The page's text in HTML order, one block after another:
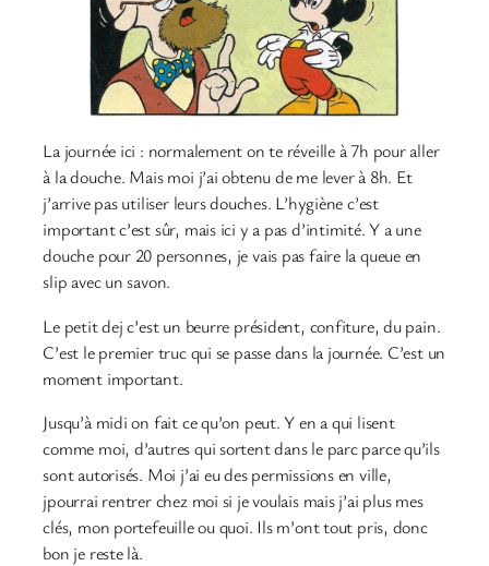
La journée ici : normalement on te réveille à 7h pour aller
à la douche. Mais moi j’ai obtenu de me lever à 8h. Et
j’arrive pas utiliser leurs douches. L’hygiène c’est
important c’est sûr, mais ici y a pas d’intimité. Y a une
douche pour 20 personnes, je vais pas faire la queue en
slip avec un savon.
Le petit dej c’est un beurre président, confiture, du pain.
C’est le premier truc qui se passe dans la journée. C’est un
moment important.
Jusqu’à midi on fait ce qu’on peut. Y en a qui lisent
comme moi, d’autres qui sortent dans le parc parce qu’ils
sont autorisés. Moi j’ai eu des permissions en ville,
jpourrai rentrer chez moi si je voulais mais j’ai plus mes
clés, mon portefeuille ou quoi. Ils m’ont tout pris, donc
bon je reste là.